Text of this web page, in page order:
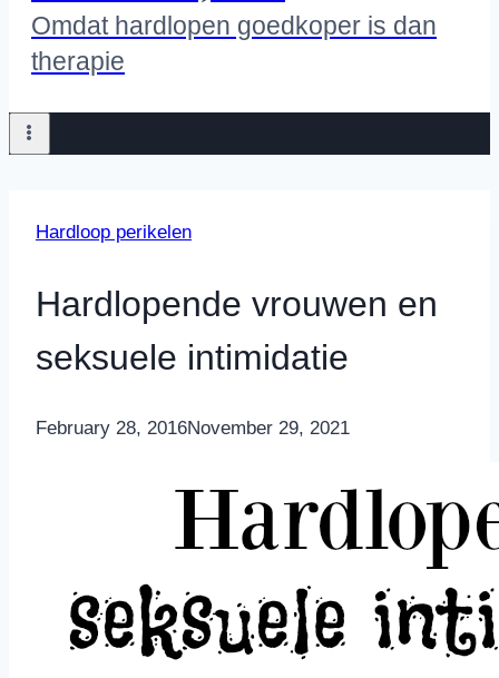
Omdat hardlopen goedkoper is dan
therapie
Hardloop perikelen
Hardlopende vrouwen en
seksuele intimidatie
ByNicole
February 28, 2016November 29, 2021